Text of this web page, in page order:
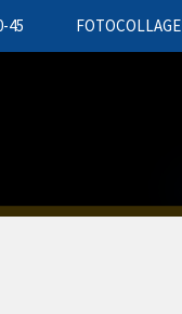
45 FOTOCOLLAGE